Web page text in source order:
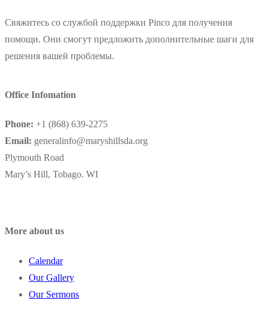
Свяжитесь со службой поддержки Pinco для получения
помощи. Они смогут предложить дополнительные шаги для
решения вашей проблемы.
Office Infomation
Phone: +1 (868) 639-2275
Email: generalinfo@maryshillsda.org
Plymouth Road
Mary’s Hill, Tobago. WI
More about us
Calendar
Our Gallery
Our Sermons